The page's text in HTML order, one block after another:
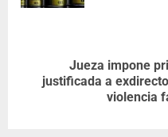
Jueza impone
justificada a
violencia